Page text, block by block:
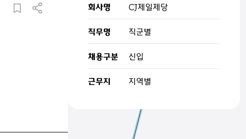
회사명 CJ제일제당
직무명 직군별
채용구분 신입
근무지 지역별